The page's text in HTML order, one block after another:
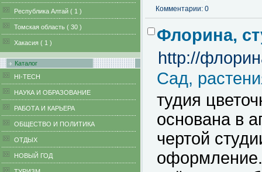
Республика Алтай ( 1 )
Томская область ( 30 )
Хакасия ( 1 )
Каталог
HI-TECH
НАУКА И ОБРАЗОВАНИЕ
РАБОТА И КАРЬЕРА
ОБЩЕСТВО И ПОЛИТИКА
ОТДЫХ
НОВЫЙ ГОД
Комментарии: 0
Флорина,
http://
Сад,
тудия
основана в
чертой